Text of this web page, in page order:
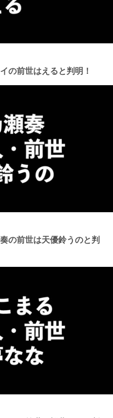
の前世はえると判明！
の前世は天優鈴うのと判